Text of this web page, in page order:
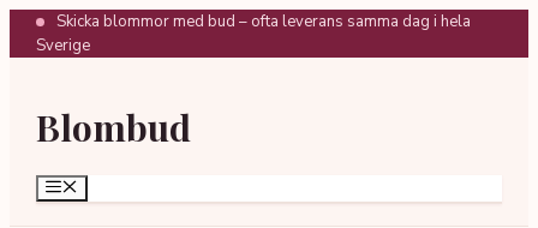
Hoppa
till
Skicka blommor med bud – ofta leverans samma dag i hela
Sverige
Blombud
Meny